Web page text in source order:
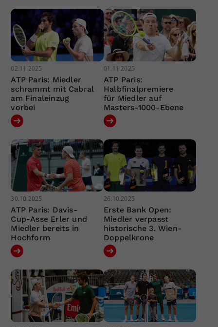
02.11.2025
ATP Paris: Miedler
schrammt mit Cabral
am Finaleinzug
vorbei
01.11.2025
ATP Paris:
Halbfinalpremiere
für Miedler auf
Masters-1000-Ebene
30.10.2025
ATP Paris: Davis-
Cup-Asse Erler und
Miedler bereits in
Hochform
26.10.2025
Erste Bank Open:
Miedler verpasst
historische 3. Wien-
Doppelkrone